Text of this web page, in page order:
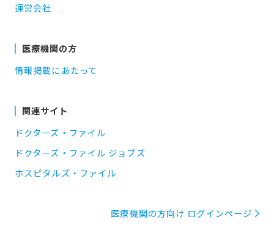
運営会社
医療機関の方
情報掲載にあたって
関連サイト
ドクターズ・ファイル
ドクターズ・ファイル ジョブズ
ホスピタルズ・ファイル
医療機関の方向け ログインページ